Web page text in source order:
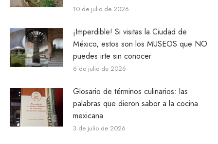
10 de julio de 2026
¡Imperdible! Si visitas la Ciudad de
México, estos son los MUSEOS que NO
puedes irte sin conocer
6 de julio de 2026
Glosario de términos culinarios: las
palabras que dieron sabor a la cocina
mexicana
3 de julio de 2026